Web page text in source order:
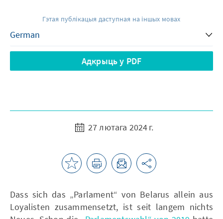
Гэтая публікацыя даступная на іншых мовах
Адкрыць у PDF
27 лютага 2024 г.
Dass sich das „Parlament“ von Belarus allein aus
Loyalisten zusammensetzt, ist seit langem nichts